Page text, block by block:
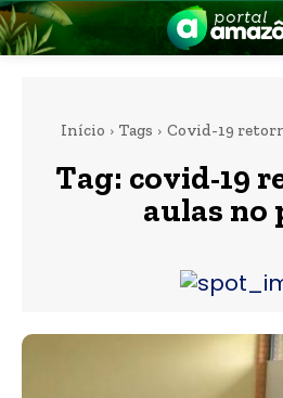
Início Tags Covid-19
Tag: covid-19
aulas no